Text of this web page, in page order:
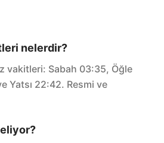
nelerdir?
vakitleri: Sabah 03:35, Öğle
Yatsı 22:42. Resmi ve